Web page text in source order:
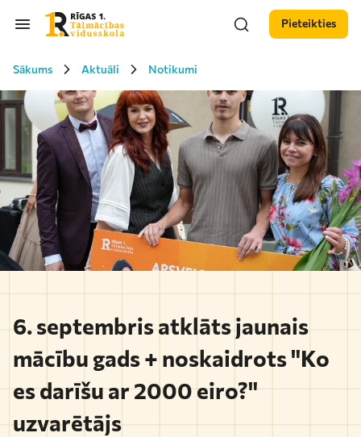
Pieteikties
Sākums Aktuāli Notikumi
6. septembris atklāts jaunais
mācību gads + noskaidrots "Ko
es darīšu ar 2000 eiro?"
uzvarētājs